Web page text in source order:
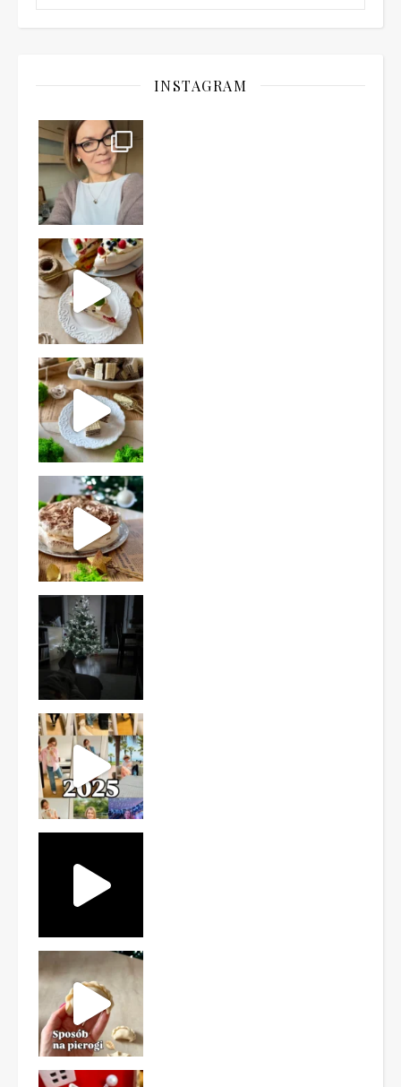
INSTAGRAM
Ten deser to prawdziwy HIT PRL-u! Wafle przełożo